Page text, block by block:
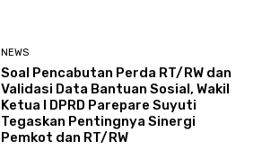
NEWS
Soal Pencabutan Perda RT/RW dan
Validasi Data Bantuan Sosial, Wakil
Ketua I DPRD Parepare Suyuti
Tegaskan Pentingnya Sinergi
Pemkot dan RT/RW